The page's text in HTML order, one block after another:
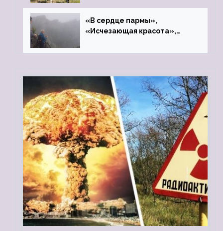
«В сердце пармы»,
«Исчезающая красота»,